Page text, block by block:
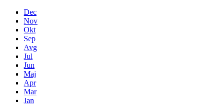
Dec
Nov
Okt
Sep
Avg
Jul
Jun
Maj
Apr
Mar
Jan